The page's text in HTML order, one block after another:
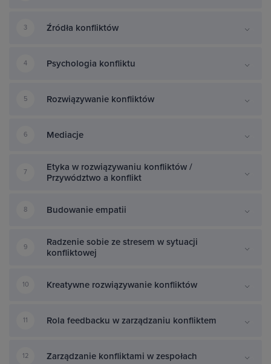
3 Źródła konfliktów
4 Psychologia konfliktu
5 Rozwiązywanie konfliktów
6 Mediacje
7
Etyka w rozwiązywaniu konfliktów /
Przywództwo a konflikt
8 Budowanie empatii
9
Radzenie sobie ze stresem w sytuacji
konfliktowej
10 Kreatywne rozwiązywanie konfliktów
11 Rola feedbacku w zarządzaniu konfliktem
12 Zarządzanie konfliktami w zespołach